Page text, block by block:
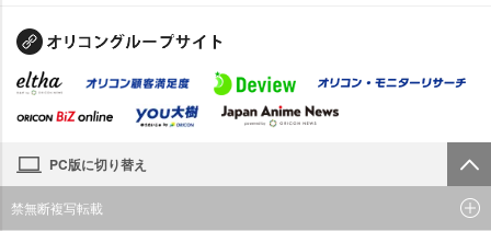
PC版に切り替え
禁無断複写転載